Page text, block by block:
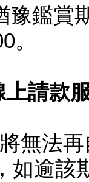
豫鑑賞
。
上請款
無法
如逾該